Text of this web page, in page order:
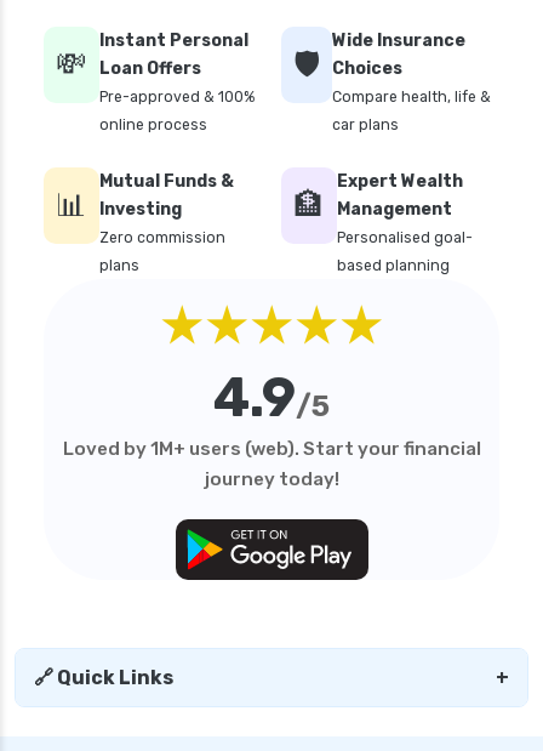
💸
Instant Personal
Loan Offers
Pre-approved & 100%
online process
🛡️
Wide Insurance
Choices
Compare health, life &
car plans
📊
Mutual Funds &
Investing
Zero commission
plans
🏦
Expert Wealth
Management
Personalised goal-
based planning
★★★★★
4.9/5
Loved by 1M+ users (web). Start your financial
journey today!
🔗 Quick Links +